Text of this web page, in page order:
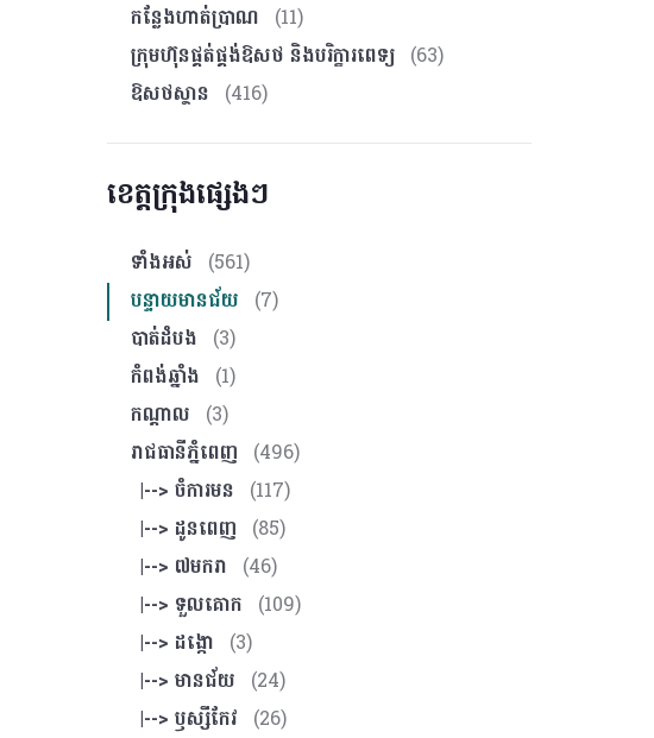
កន្លែងហាត់ប្រាណ
(11)
ក្រុមហ៊ុនផ្គត់ផ្គង់ឱសថ និងបរិក្ខារពេទ្យ (63)
ឱសថស្ថាន
(416)
ខេត្តក្រុងផ្សេងៗ
ទាំងអស់
(561)
បន្ទាយមានជ័យ
(7)
បាត់ដំបង
(3)
កំពង់ឆ្នាំង
(1)
កណ្ដាល
(3)
រាជធានីភ្នំពេញ
(496)
|--> ចំការមន
(117)
|--> ដូនពេញ
(85)
|--> ៧មករា
(46)
|--> ទួលគោក
(109)
|--> ដង្កោ
(3)
|--> មានជ័យ
(24)
|--> ឫស្សីកែវ
(26)